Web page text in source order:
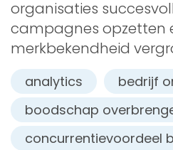
organisaties
campagnes opzetten
merkbekendheid
analytics
bedrijf
boodschap
concurrentievoordeel